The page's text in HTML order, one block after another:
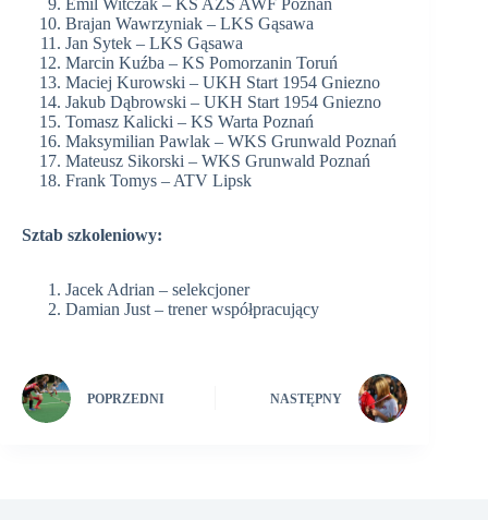
Brajan Wawrzyniak – LKS Gąsawa
Jan Sytek – LKS Gąsawa
Marcin Kuźba – KS Pomorzanin Toruń
Maciej Kurowski – UKH Start 1954 Gniezno
Jakub Dąbrowski – UKH Start 1954 Gniezno
Tomasz Kalicki – KS Warta Poznań
Maksymilian Pawlak – WKS Grunwald Poznań
Mateusz Sikorski – WKS Grunwald Poznań
Frank Tomys – ATV Lipsk
Sztab szkoleniowy:
Jacek Adrian – selekcjoner
Damian Just – trener współpracujący
POPRZEDNI NASTĘPNY